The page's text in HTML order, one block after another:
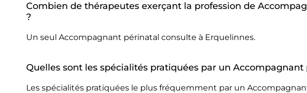
Combien de thérapeutes exerçant la profession de
?
Un seul Accompagnant périnatal consulte à Erquelinnes.
Quelles sont les spécialités pratiquées par un
Les spécialités pratiquées le plus fréquemment par un